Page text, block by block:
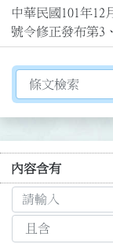
中華民國101年12
號令修正發布第3
切換選擇法規資
內容含有